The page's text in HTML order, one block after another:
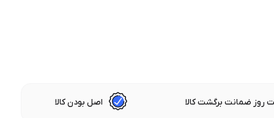
روز ضمانت برگشت کالا اصل بودن کالا